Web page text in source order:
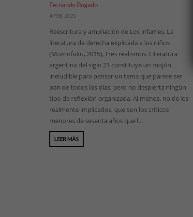
Fernando Bogado
4 FEB, 2021
Reescritura y ampliación de Los infames. La
literatura de derecha explicada a los niños
(Momofuku, 2015), Tres realismos. Literatura
argentina del siglo 21 constituye un mojón
ineludible para pensar un tema que parece ser
pan de todos los días, pero no despierta ningún
tipo de reflexión organizada. Al menos, no de los
realmente implicados, que son los críticos
menores de sesenta años que l...
LEER MÁS